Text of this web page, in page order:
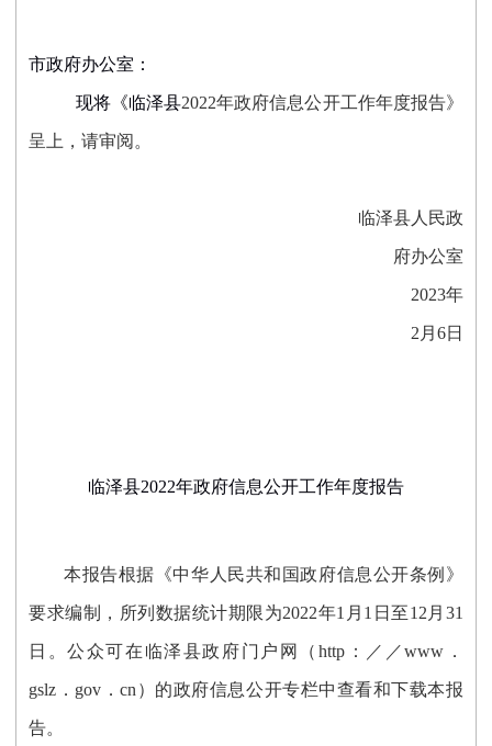
市政府办公室：
现将《临泽县2022年政府信息公开工作年度报告》
呈上，请审阅。
临泽县人民政
府办公室
2023年
2 月 6日
临泽县2022年政府信息公开工作年度报告
本报告根据《中华人民共和国政府信息公开条例》
要求编制，所列数据统计期限为2022年1月1日至12月31
日。公众可在临泽县政府门户网（http：／／www．
gslz．gov．cn）的政府信息公开专栏中查看和下载本报
告。